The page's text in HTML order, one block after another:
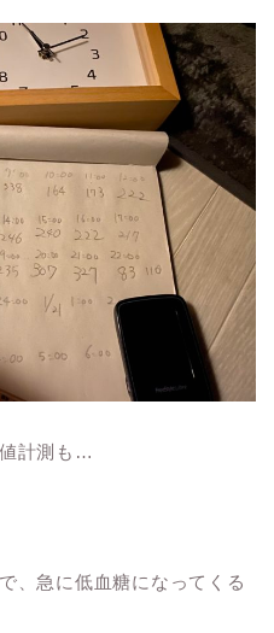
計測も…
、急に低血糖になってくる